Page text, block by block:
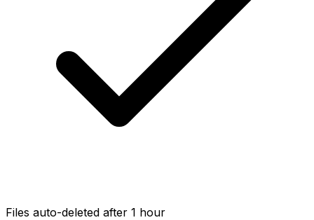
Files auto-deleted after 1 hour